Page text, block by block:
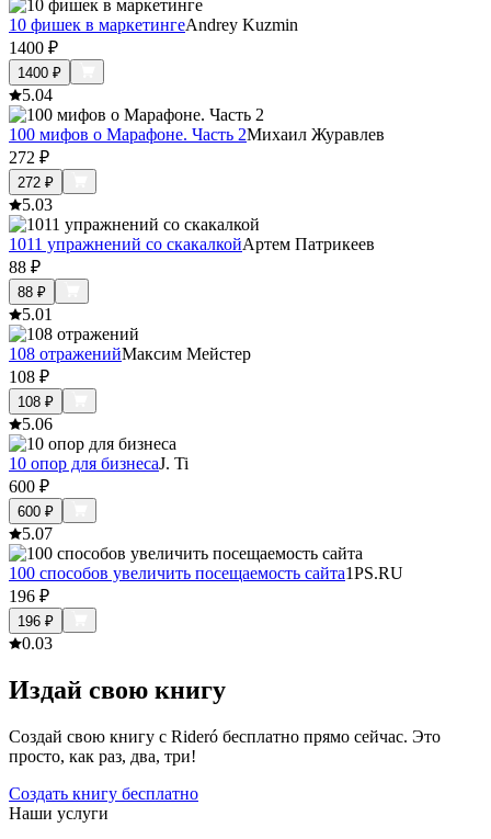
10 фишек в маркетингеAndrey Kuzmin
1400 ₽
1400 ₽
5.04
100 мифов о Марафоне. Часть 2Михаил Журавлев
272 ₽
272 ₽
5.03
1011 упражнений со скакалкойАртем Патрикеев
88 ₽
88 ₽
5.01
108 отраженийМаксим Мейстер
108 ₽
108 ₽
5.06
10 опор для бизнесаJ. Ti
600 ₽
600 ₽
5.07
100 способов увеличить посещаемость сайта1PS.RU
196 ₽
196 ₽
0.03
Издай свою книгу
Создай свою книгу с Rideró бесплатно прямо сейчас. Это
просто, как раз, два, три!
Создать книгу бесплатно
Наши услуги